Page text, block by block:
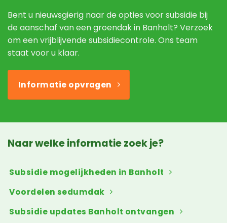
Bent u nieuwsgierig naar de opties voor subsidie bij
de aanschaf van een groendak in Banholt? Verzoek
om een vrijblijvende subsidiecontrole. Ons team
staat voor u klaar.
Informatie opvragen
Naar welke informatie zoek je?
Subsidie mogelijkheden in Banholt
Voordelen sedumdak
Subsidie updates Banholt ontvangen